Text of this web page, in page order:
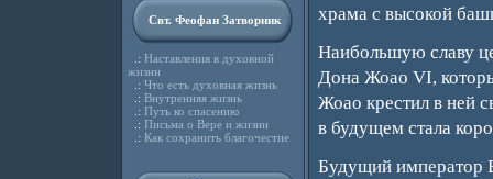
Свт. Феофан Затворник
.: Наставления в духовной
жизни
.: Что есть духовная жизнь
.: Внутренняя жизнь
.: Путь ко спасению
.: Письма о Вере и жизни
.: Как сохранить благочестие
храма с высокой
Наибольшую славу
Дона Жоао VI,
Жоао крестил в ней
в будущем стала
Будущий император